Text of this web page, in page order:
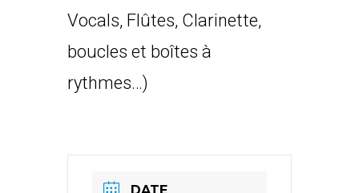
Vocals, Flûtes, Clarinette,
boucles et boîtes à
rythmes…)